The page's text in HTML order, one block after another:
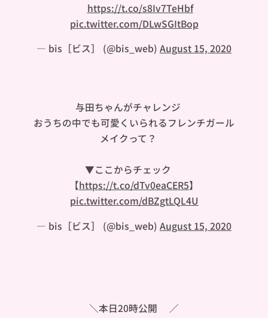
https://t.co/s8Iv7TeHbf
pic.twitter.com/DLwSGItBop
— bis［ビス］ (@bis_web) August 15, 2020
与田ちゃんがチャレンジ🍠
おうちの中でも可愛くいられるフレンチガール
メイクって？🇫🇷
▼ここからチェック🐼
【https://t.co/dTv0eaCER5】
pic.twitter.com/dBZgtLQL4U
— bis［ビス］ (@bis_web) August 15, 2020
＼本日20時公開🐼／